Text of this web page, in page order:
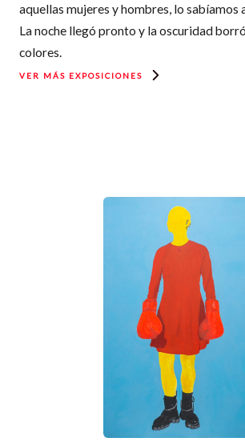
aquellas mujeres y hombres, lo sabíamos
La noche llegó pronto y la oscuridad
colores.
VER MÁS EXPOSICIONES